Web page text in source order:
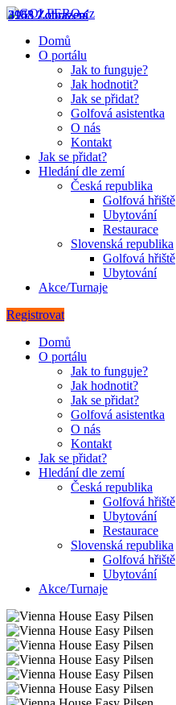
Domů
O portálu
Jak to funguje?
Jak hodnotit?
Jak se přidat?
Golfová asistentka
O nás
Kontakt
Jak se přidat?
Hledání dle zemí
Česká republika
Golfová hřiště
Ubytování
Restaurace
Slovenská republika
Golfová hřiště
Ubytování
Akce/Turnaje
Registrovat
Domů
O portálu
Jak to funguje?
Jak hodnotit?
Jak se přidat?
Golfová asistentka
O nás
Kontakt
Jak se přidat?
Hledání dle zemí
Česká republika
Golfová hřiště
Ubytování
Restaurace
Slovenská republika
Golfová hřiště
Ubytování
Akce/Turnaje
4163 Zobrazení
3955 Zobrazení
3148 Zobrazení